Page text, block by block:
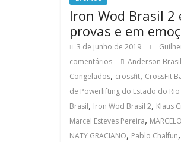
Iron Wod Brasil 2
provas e em
3 de junho de 2019
comentários
Anderson Brasil
Congelados, crossfit, CrossFit
de Powerlifting do Estado do Rio
Brasil, Iron Wod Brasil 2, Klaus
Marcel Esteves Pereira,
NATY GRACIANO, Pablo Chalfun,